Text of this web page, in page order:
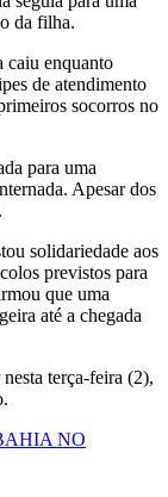
da filha.
caiu enquanto
de atendimento
socorros no
para uma
Apesar dos
solidariedade aos
previstos para
que uma
até a chegada
terça-feira (2),
NO